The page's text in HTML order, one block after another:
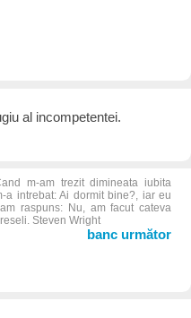
al incompetentei.
m-am trezit dimineata iubita
a intrebat: Ai dormit bine?, iar eu
raspuns: Nu, am facut cateva
Steven Wright
banc următor